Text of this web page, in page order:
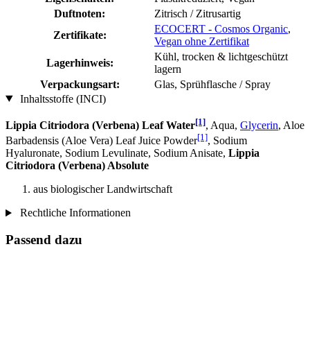
Duftnoten:
Zitrisch / Zitrusartig
Zertifikate:
ECOCERT - Cosmos Organic,
Vegan ohne Zertifikat
Lagerhinweis:
Kühl, trocken & lichtgeschützt
lagern
Verpackungsart:
Glas, Sprühflasche / Spray
Inhaltsstoffe (INCI)
Lippia Citriodora (Verbena) Leaf Water[1], Aqua, Glycerin, Aloe
Barbadensis (Aloe Vera) Leaf Juice Powder[1], Sodium
Hyaluronate, Sodium Levulinate, Sodium Anisate, Lippia
Citriodora (Verbena) Absolute
aus biologischer Landwirtschaft
Rechtliche Informationen
Passend dazu